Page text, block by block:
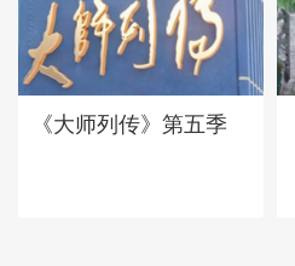
《大师列传》第五季